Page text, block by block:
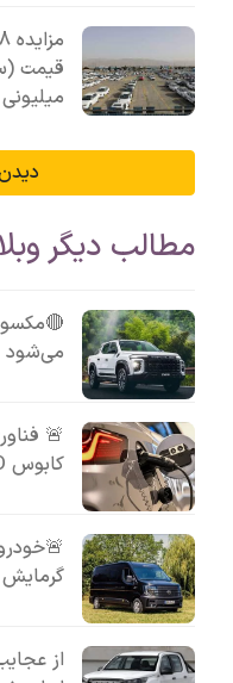
میلیونی تا
مطالب دیگر
می‌شود
🚨
کابوس BYD
گرمایش